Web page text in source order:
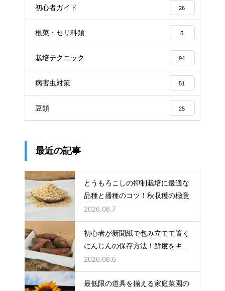
初心者ガイド 26
根菜・セリ科類 5
栽培テクニック 94
病害虫対策 51
豆類 25
最近の記事
とうもろこしの抑制栽培に最適な
品種と播種のコツ！秋収穫の極意
2026.08.7
初心者が新聞紙で包み立てて置く
にんじんの保存方法！鮮度をキー
プする
2026.08.6
最低限の道具を揃える家庭菜園の